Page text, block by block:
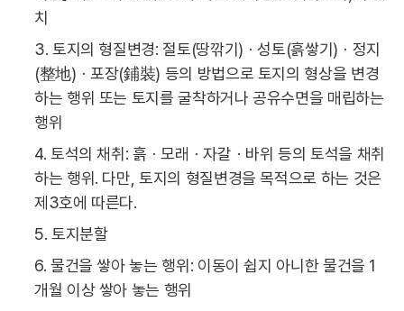
치
3. 토지의 형질변경: 절토(땅깎기)ㆍ성토(흙쌓기)ㆍ정지
(整地)ㆍ포장(鋪裝) 등의 방법으로 토지의 형상을 변경
하는 행위 또는 토지를 굴착하거나 공유수면을 매립하는
행위
4. 토석의 채취: 흙ㆍ모래ㆍ자갈ㆍ바위 등의 토석을 채취
하는 행위. 다만, 토지의 형질변경을 목적으로 하는 것은
제3호에 따른다.
5. 토지분할
6. 물건을 쌓아 놓는 행위: 이동이 쉽지 아니한 물건을 1
개월 이상 쌓아 놓는 행위